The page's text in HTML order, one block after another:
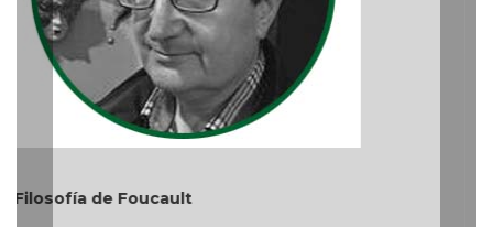
El debate de la Protección de los Derechos de las
Audiencias